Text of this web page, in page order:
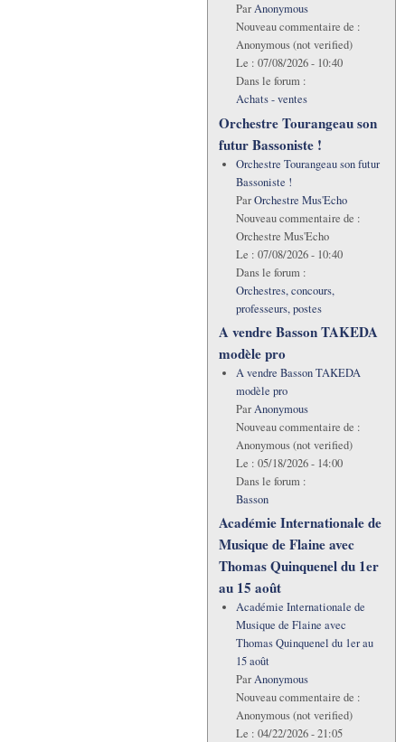
ParAnonymous
Nouveau commentaire de :
Anonymous (not verified)
Le : 07/08/2026 - 10:40
Dans le forum :
Achats - ventes
Orchestre Tourangeau son
futur Bassoniste !
Orchestre Tourangeau son futur
Bassoniste !
ParOrchestre Mus'Echo
Nouveau commentaire de :
Orchestre Mus'Echo
Le : 07/08/2026 - 10:40
Dans le forum :
Orchestres, concours,
professeurs, postes
A vendre Basson TAKEDA
modèle pro
A vendre Basson TAKEDA
modèle pro
ParAnonymous
Nouveau commentaire de :
Anonymous (not verified)
Le : 05/18/2026 - 14:00
Dans le forum :
Basson
Académie Internationale de
Musique de Flaine avec
Thomas Quinquenel du 1er
au 15 août
Académie Internationale de
Musique de Flaine avec
Thomas Quinquenel du 1er au
15 août
ParAnonymous
Nouveau commentaire de :
Anonymous (not verified)
Le : 04/22/2026 - 21:05